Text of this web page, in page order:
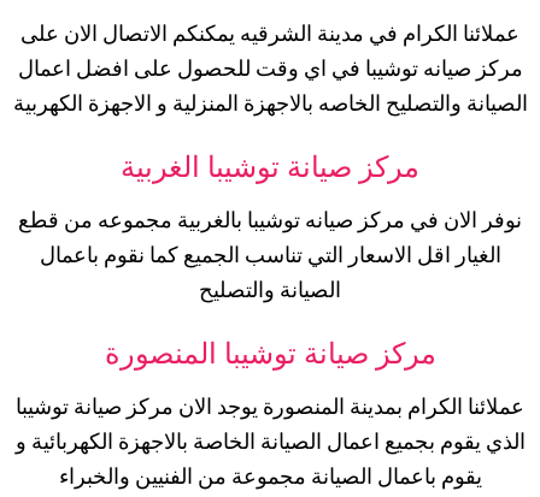
عملائنا الكرام في مدينة الشرقيه يمكنكم الاتصال الان على
مركز صيانه توشيبا في اي وقت للحصول على افضل اعمال
الصيانة والتصليح الخاصه بالاجهزة المنزلية و الاجهزة الكهربية
مركز صيانة توشيبا الغربية
نوفر الان في مركز صيانه توشيبا بالغربية مجموعه من قطع
الغيار اقل الاسعار التي تناسب الجميع كما نقوم باعمال
الصيانة والتصليح
مركز صيانة توشيبا المنصورة
عملائنا الكرام بمدينة المنصورة يوجد الان مركز صيانة توشيبا
الذي يقوم بجميع اعمال الصيانة الخاصة بالاجهزة الكهربائية و
يقوم باعمال الصيانة مجموعة من الفنيين والخبراء